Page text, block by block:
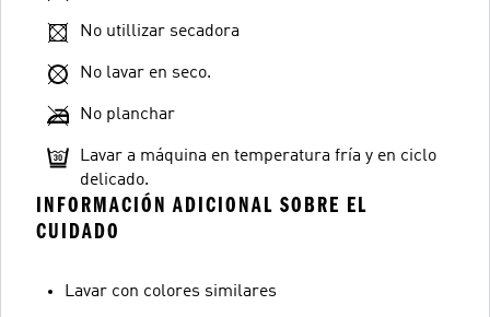
No utillizar secadora
No lavar en seco.
No planchar
Lavar a máquina en temperatura fría y en ciclo
delicado.
INFORMACIÓN ADICIONAL SOBRE EL
CUIDADO
Lavar con colores similares